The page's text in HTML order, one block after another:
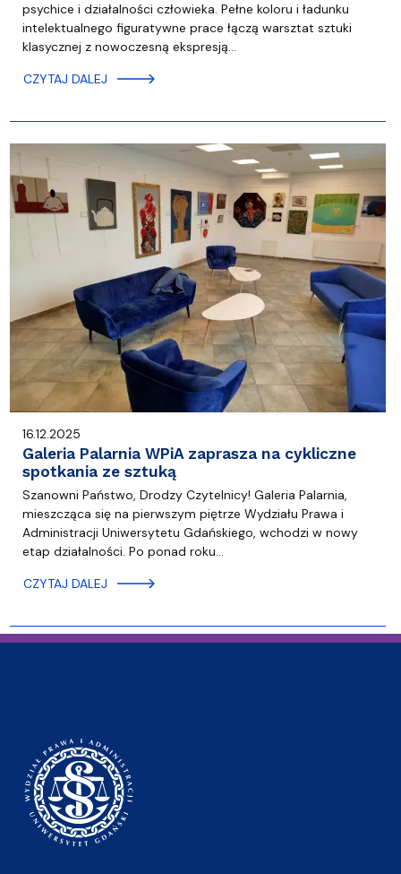
psychice i działalności człowieka. Pełne koloru i ładunku
intelektualnego figuratywne prace łączą warsztat sztuki
klasycznej z nowoczesną ekspresją…
CZYTAJ DALEJ
16.12.2025
Galeria Palarnia WPiA zaprasza na cykliczne
spotkania ze sztuką
Szanowni Państwo, Drodzy Czytelnicy! Galeria Palarnia,
mieszcząca się na pierwszym piętrze Wydziału Prawa i
Administracji Uniwersytetu Gdańskiego, wchodzi w nowy
etap działalności. Po ponad roku…
CZYTAJ DALEJ